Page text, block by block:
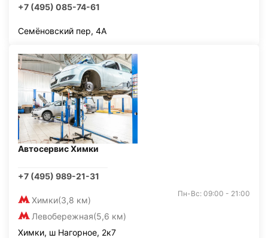
+7 (495) 085-74-61
Семёновский пер, 4А
Автосервис Химки
+7 (495) 989-21-31
Химки(3,8 км)
Левобережная(5,6 км)
Пн-Вс: 09:00 - 21:00
Химки, ш Нагорное, 2к7